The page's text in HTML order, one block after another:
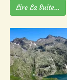
Lire La Suite…